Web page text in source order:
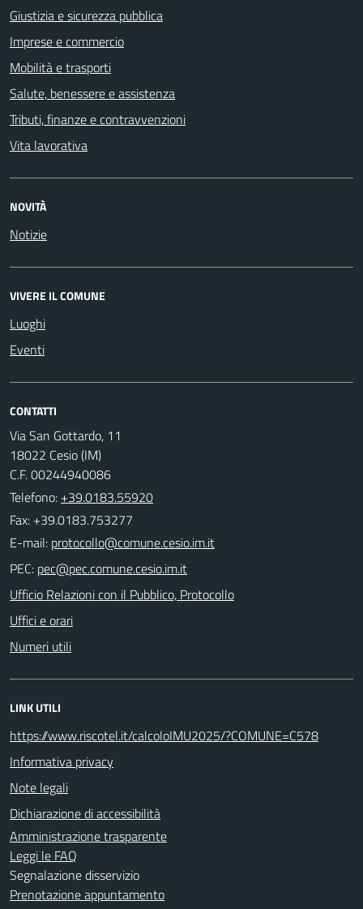
Giustizia e sicurezza pubblica
Imprese e commercio
Mobilità e trasporti
Salute, benessere e assistenza
Tributi, finanze e contravvenzioni
Vita lavorativa
NOVITÀ
Notizie
VIVERE IL COMUNE
Luoghi
Eventi
CONTATTI
Via San Gottardo, 11
18022 Cesio (IM)
C.F. 00244940086
Telefono: +39.0183.55920
Fax: +39.0183.753277
E-mail:
PEC:
Ufficio Relazioni con il Pubblico, Protocollo
Uffici e orari
Numeri utili
LINK UTILI
https://www.riscotel.it/calcoloIMU2025/?COMUNE=C578
Informativa privacy
Note legali
Dichiarazione di accessibilità
Amministrazione trasparente
Leggi le FAQ
Segnalazione disservizio
Prenotazione appuntamento